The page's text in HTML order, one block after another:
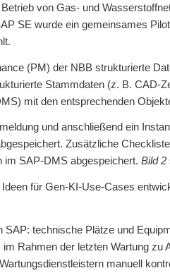
von Gas- und
SE wurde ein gemeinsames
(PM) der NBB strukturierte
Stammdaten (z. B. CAD-
mit den entsprechenden
und anschließend ein
Zusätzliche
im SAP-DMS abgespeichert. Bild 2
für Gen-KI-Use-Cases
technische Plätze und
Rahmen der letzten Wartung zu
manuell